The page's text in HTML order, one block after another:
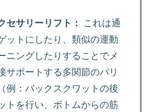
セサリーリフト：
これは通
ットにしたり、類似の運動
ニングしたりすることでメ
サポートする多関節のバリ
例：バックスクワットの後
トを行い、ボトムからの筋